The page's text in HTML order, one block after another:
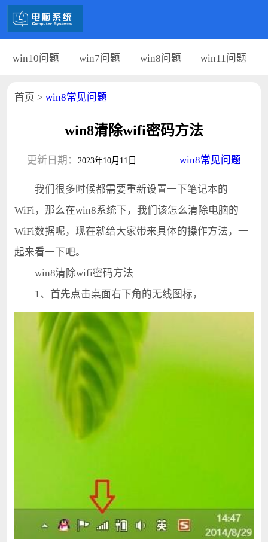
win10问题 win7问题 win8问题 win11问题
首页 > win8常见问题
win8清除wifi密码方法
更新日期： 2023年10月11日 win8常见问题
我们很多时候都需要重新设置一下笔记本的
WiFi，那么在win8系统下，我们该怎么清除电脑的
WiFi数据呢，现在就给大家带来具体的操作方法，一
起来看一下吧。
win8清除wifi密码方法
1、首先点击桌面右下角的无线图标，